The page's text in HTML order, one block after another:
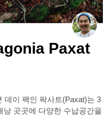
Paxat
데이 팩인 팍사트(Paxat)는 3
낭 곳곳에 다양한 수납공간을